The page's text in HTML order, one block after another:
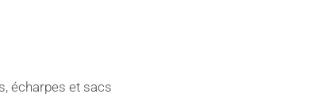
écharpes et sacs